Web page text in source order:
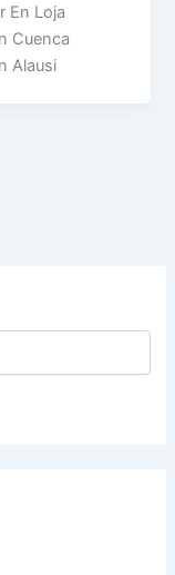
En Loja
Cuenca
Alausi